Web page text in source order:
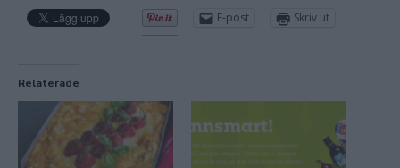
E-post Skriv ut
Relaterade